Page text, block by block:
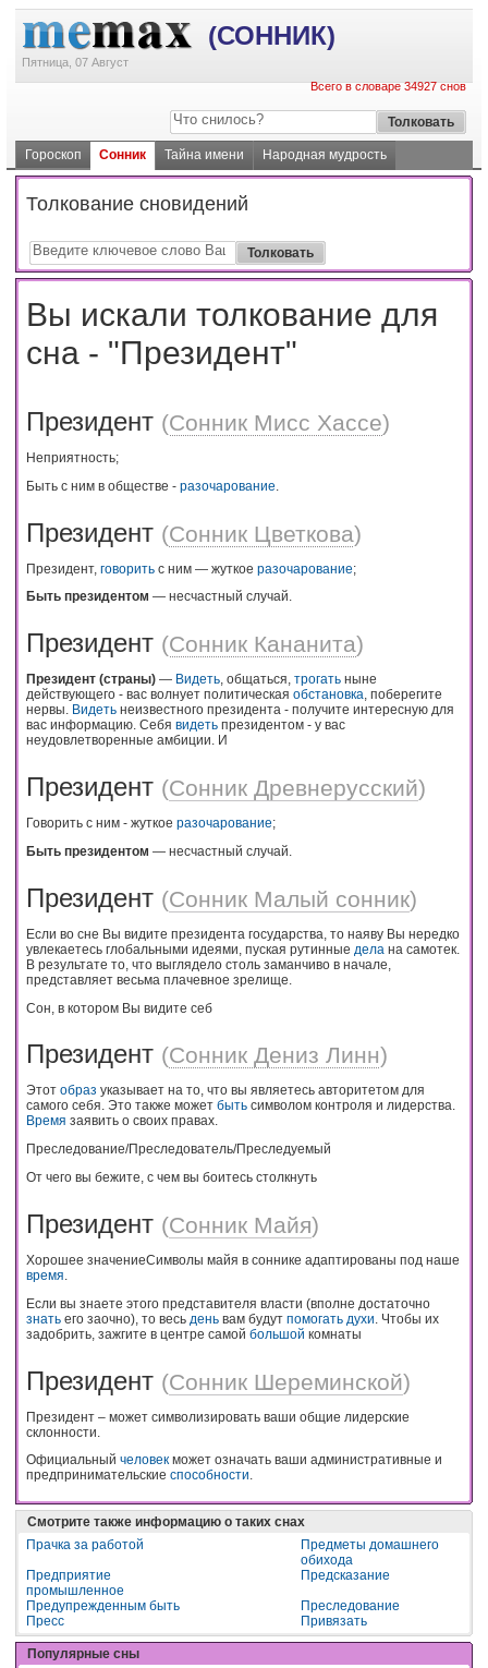
(СОННИК)
Пятница, 07 Август
Всего в словаре 34927 снов
Гороскоп Сонник Тайна имени Народная мудрость
Толкование сновидений
Вы искали толкование для
сна - "Президент"
Президент (Сонник Мисс Хассе)
Неприятность;
Быть с ним в обществе - разочарование
Президент (Сонник Цветкова)
Президент, говорить с ним — жуткое разочарование;
Быть президентом — несчастный случай.
Президент (Сонник Кананита)
Президент (страны) — Видеть, общаться, трогать ныне
действующего - вас волнует политическая обстановка, поберегите
нервы. Видеть неизвестного президента - получите интересную для
вас информацию. Себя видеть президентом - у вас
неудовлетворенные амбиции. И
Президент (Сонник Древнерусский)
Говорить с ним - жуткое разочарование;
Быть президентом — несчастный случай.
Президент (Сонник Малый сонник)
Если во сне Вы видите президента государства, то наяву Вы нередко
увлекаетесь глобальными идеями, пуская рутинные дела на самотек.
В результате то, что выглядело столь заманчиво в начале,
представляет весьма плачевное зрелище.
Сон, в котором Вы видите себ
Президент (Сонник Дениз Линн)
Этот образ указывает на то, что вы являетесь авторитетом для
самого себя. Это также может быть символом контроля и лидерства.
Время заявить о своих правах.
Преследование/Преследователь/Преследуемый
От чего вы бежите, с чем вы боитесь столкнуть
Президент (Сонник Майя)
Хорошее значениеСимволы майя в соннике адаптированы под наше
время.
Если вы знаете этого представителя власти (вполне достаточно
знать его заочно), то весь день вам будут помогать духи. Чтобы их
задобрить, зажгите в центре самой большой комнаты
Президент (Сонник Шереминской)
Президент – может символизировать ваши общие лидерские
склонности.
Официальный человек может означать ваши административные и
предпринимательские способности.
Смотрите также информацию о таких снах
Прачка за работой
Предметы домашнего
обихода
Предприятие
промышленное
Предсказание
Предупрежденным быть
Преследование
Пресс
Привязать
Популярные сны